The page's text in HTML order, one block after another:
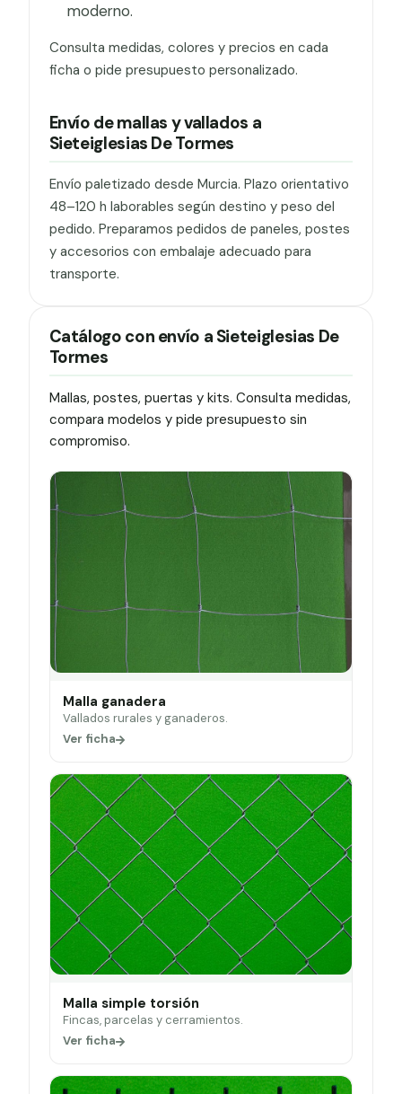
moderno.
Consulta medidas, colores y precios en cada
ficha o pide presupuesto personalizado.
Envío de mallas y vallados a
Sieteiglesias De Tormes
Envío paletizado desde Murcia. Plazo orientativo
48–120 h laborables según destino y peso del
pedido. Preparamos pedidos de paneles, postes
y accesorios con embalaje adecuado para
transporte.
Catálogo con envío a Sieteiglesias De
Tormes
Mallas, postes, puertas y kits. Consulta medidas,
compara modelos y pide presupuesto sin
compromiso.
Malla ganadera
Vallados rurales y ganaderos.
Ver ficha
Malla simple torsión
Fincas, parcelas y cerramientos.
Ver ficha